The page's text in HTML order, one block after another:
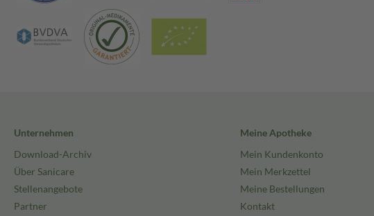
Unternehmen
Download-Archiv
Über Sanicare
Stellenangebote
Partner
Meine Apotheke
Mein Kundenkonto
Mein Merkzettel
Meine Bestellungen
Kontakt